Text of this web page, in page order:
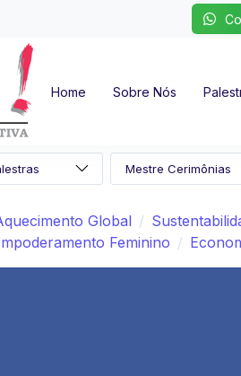
Home Sobre Nós
Global
Feminino